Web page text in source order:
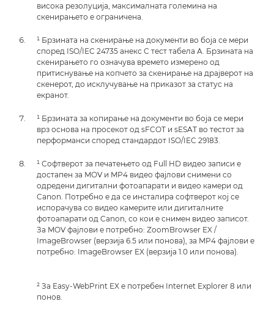
висока резолуција, максималната големина на
скенирањето е ограничена.
¹ Брзината на скенирање на документи во боја се мери
според ISO/IEC 24735 анекс C тест табела A. Брзината на
скенирањето го означува времето измерено од
притиснување на копчето за скенирање на драјверот на
скенерот, до исклучување на приказот за статус на
екранот.
¹ Брзината за копирање на документи во боја се мери
врз основа на просекот од sFCOT и sESAT во тестот за
перформанси според стандардот ISO/IEC 29183.
¹ Софтверот за печатењето од Full HD видео записи е
достапен за MOV и MP4 видео фајлови снимени со
одредени дигитални фотоапарати и видео камери од
Canon. Потребно е да се инсталира софтверот кој се
испорачува со видео камерите или дигиталните
фотоапарати од Canon, со кои е снимен видео записот.
За MOV фајлови е потребно: ZoomBrowser EX /
ImageBrowser (верзија 6.5 или понова), за MP4 фајлови е
потребно: ImageBrowser EX (верзија 1.0 или понова).
² За Easy-WebPrint EX е потребен Internet Explorer 8 или
понов.